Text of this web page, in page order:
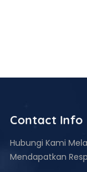
Contact Info
Hubungi Kami
Mendapatkan